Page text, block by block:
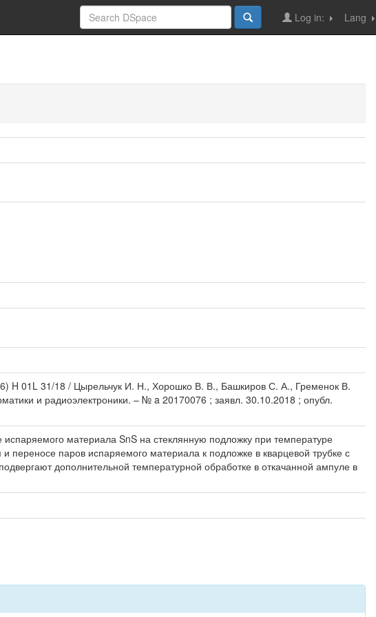
Lang
Log in:
H 01L 31/18 / Цырельчук И. Н., Хорошко В. В., Башкиров С. А., Гременок В.
и радиоэлектроники. – № a 20170076 ; заявл. 30.10.2018 ; опубл.
материала SnS на стеклянную подложку при температуре
паров испаряемого материала к подложке в кварцевой трубке с
дополнительной температурной обработке в откачанной ампуле в